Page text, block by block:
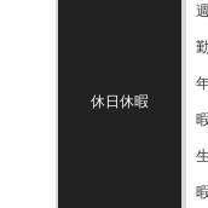
休日休暇